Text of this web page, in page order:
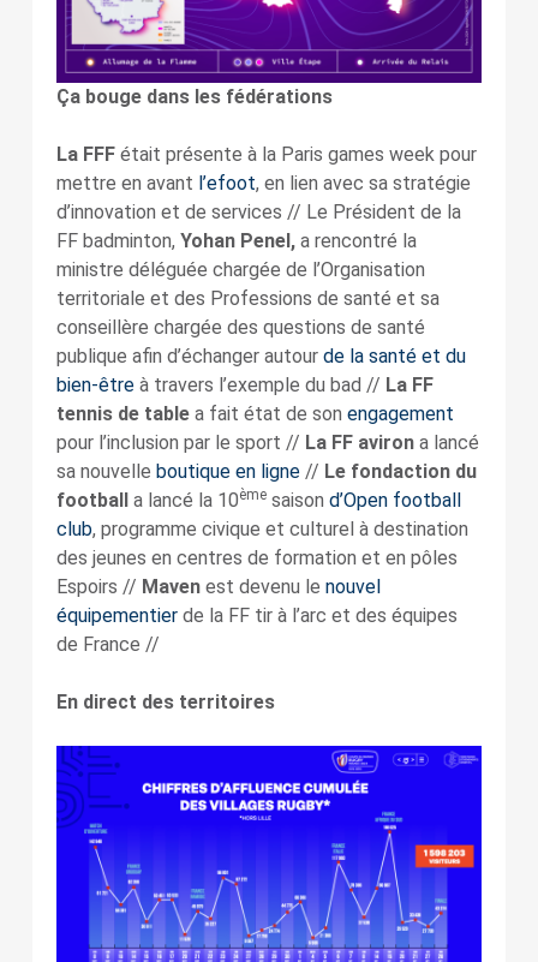
Ça bouge dans les fédérations
La FFFétait présente à la Paris games week pour
mettre en avant l’efoot, en lien avec sa stratégie
d’innovation et de services // Le Président de la
FF badminton, Yohan Penel,a rencontré la
ministre déléguée chargée de l’Organisation
territoriale et des Professions de santé et sa
conseillère chargée des questions de santé
publique afin d’échanger autour de la santé et du
bien-êtreà travers l’exemple du bad // La FF
tennis de tablea fait état de son engagement
pour l’inclusion par le sport // La FF avirona lancé
sa nouvelle boutique en ligne// Le fondaction du
football
a lancé la 10èmesaison d’Open football
club, programme civique et culturel à destination
des jeunes en centres de formation et en pôles
Espoirs // Mavenest devenu le nouvel
équipementierde la FF tir à l’arc et des équipes
de France //
En direct des territoires